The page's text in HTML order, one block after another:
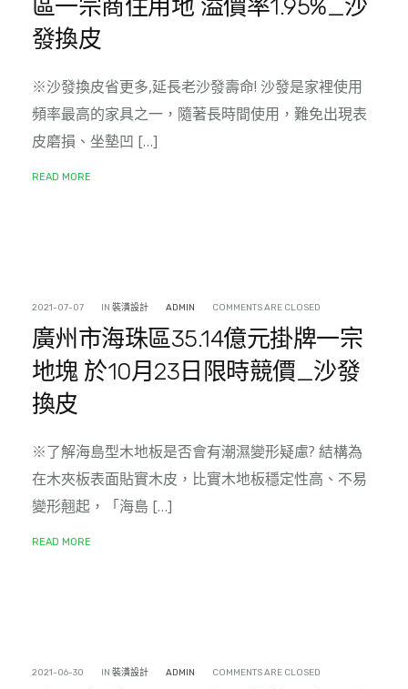
區一宗商住用地 溢價率1.95%_沙
發換皮
※沙發換皮省更多,延長老沙發壽命! 沙發是家裡使用
頻率最高的家具之一，隨著長時間使用，難免出現表
皮磨損、坐墊凹 […]
READ MORE
2021-07-07 IN 裝潢設計 ADMIN COMMENTS ARE CLOSED
廣州市海珠區35.14億元掛牌一宗
地塊 於10月23日限時競價_沙發
換皮
※了解海島型木地板是否會有潮濕變形疑慮? 結構為
在木夾板表面貼實木皮，比實木地板穩定性高、不易
變形翹起，「海島 […]
READ MORE
2021-06-30 IN 裝潢設計 ADMIN COMMENTS ARE CLOSED